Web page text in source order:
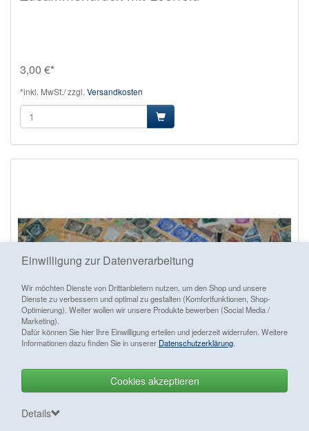
Einwilligung zur Datenverarbeitung
Wir möchten Dienste von Drittanbietern nutzen, um den Shop und unsere
Dienste zu verbessern und optimal zu gestalten (Komfortfunktionen, Shop-
Optimierung). Weiter wollen wir unsere Produkte bewerben (Social Media /
Marketing).
Dafür können Sie hier Ihre Einwilligung erteilen und jederzeit widerrufen. Weitere
Informationen dazu finden Sie in unserer Datenschutzerklärung
Cookies akzeptieren
Details
3,00 €*
*inkl. MwSt./ zzgl. Versandkosten